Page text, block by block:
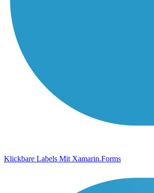
Klickbare Labels Mit Xamarin.Forms